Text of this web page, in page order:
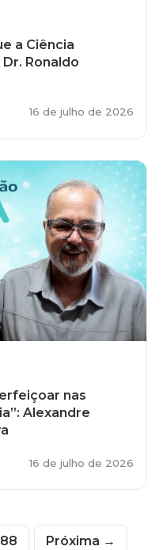
a Ciência
Ronaldo
16 de julho de 2026
nas
Alexandre
16 de julho de 2026
88 Próxima →